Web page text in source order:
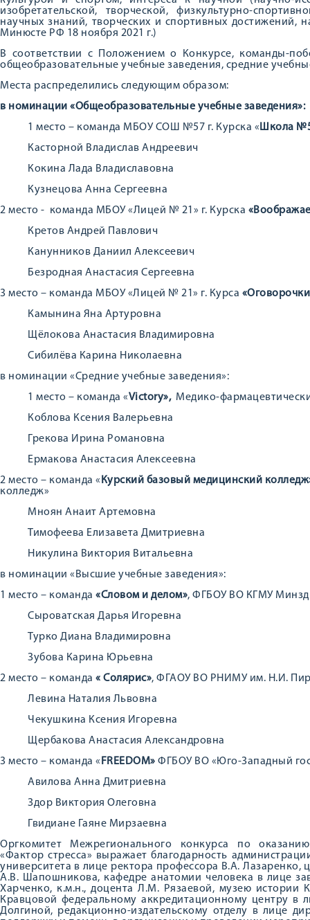
изобретательской, творческой, физкультурно-
научных знаний, творческих и спортивных достижений,
Минюсте РФ 18 ноября 2021 г.)
В соответствии с Положением о Конкурсе, команды-
общеобразовательные учебные заведения, средние
Места распределились следующим образом:
в номинации «Общеобразовательные учебные заведения»:
1 место – команда МБОУ СОШ №57 г. Курска « Школа
Касторной Владислав Андреевич
Кокина Лада Владиславовна
Кузнецова Анна Сергеевна
2 место - команда МБОУ «Лицей № 21» г. Курска
Кретов Андрей Павлович
Канунников Даниил Алексеевич
Безродная Анастасия Сергеевна
3 место – команда МБОУ «Лицей № 21» г. Курса
Камынина Яна Артуровна
Щёлокова Анастасия Владимировна
Сибилёва Карина Николаевна
в номинации «Средние учебные заведения»:
1 место – команда «Victory», Медико-
Коблова Ксения Валерьевна
Грекова Ирина Романовна
Ермакова Анастасия Алексеевна
2 место – команда « Курский базовый медицинский
колледж»
Мноян Анаит Артемовна
Тимофеева Елизавета Дмитриевна
Никулина Виктория Витальевна
в номинации «Высшие учебные заведения»:
1 место – команда «Словом и делом», ФГБОУ ВО КГМУ
Сыроватская Дарья Игоревна
Турко Диана Владимировна
Зубова Карина Юрьевна
2 место – команда « Солярис», ФГАОУ ВО РНИМУ им. Н.И.
Левина Наталия Львовна
Чекушкина Ксения Игоревна
Щербакова Анастасия Александровна
3 место – команда « FREEDOM» ФГБОУ ВО «Юго-Западный
Авилова Анна Дмитриевна
Здор Виктория Олеговна
Гвидиане Гаяне Мирзаевна
Оргкомитет Межрегионального конкурса по
«Фактор стресса» выражает благодарность
университета в лице ректора профессора В.А. Лазаренко,
А.В. Шапошникова, кафедре анатомии человека в лице
Харченко, к.м.н., доцента Л.М. Рязаевой, музею истории
Кравцовой федеральному аккредитационному центру в
Долгиной, редакционно-издательскому отделу в лице